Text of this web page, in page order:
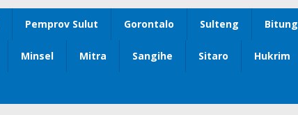
Pemprov Sulut Gorontalo Sulteng Bitung
Minsel Mitra Sangihe Sitaro Hukrim